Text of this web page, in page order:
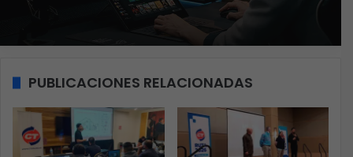
PUBLICACIONES RELACIONADAS